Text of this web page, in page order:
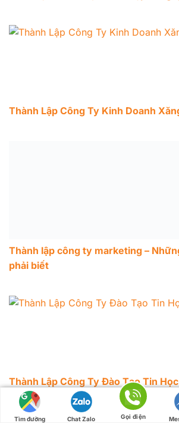
Thành Lập Công Ty Kinh Doanh
Thành lập công ty marketing –
phải biết
Thành Lập Công Ty Đào Tạo Tin Học
Tìm đường Chat Zalo Gọi điện